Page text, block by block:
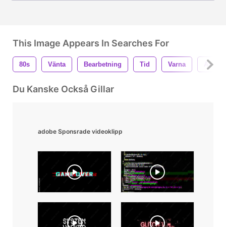
This Image Appears In Searches For
80s Vänta Bearbetning Tid Varna
Du Kanske Också Gillar
adobe Sponsrade videoklipp